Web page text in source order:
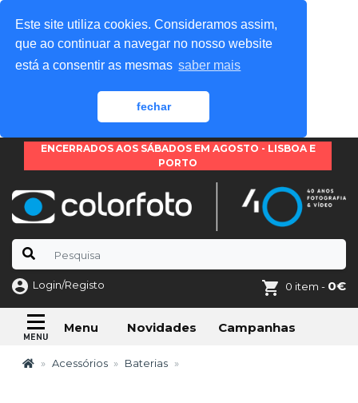
Este site utiliza cookies. Consideramos assim,
que ao continuar a navegar no nosso website
está a consentir as mesmas saber mais
fechar
ENCERRADOS AOS SÁBADOS EM AGOSTO - LISBOA E
PORTO
Login/Registo 0 item - 0€
Menu Novidades Campanhas
Acessórios Baterias